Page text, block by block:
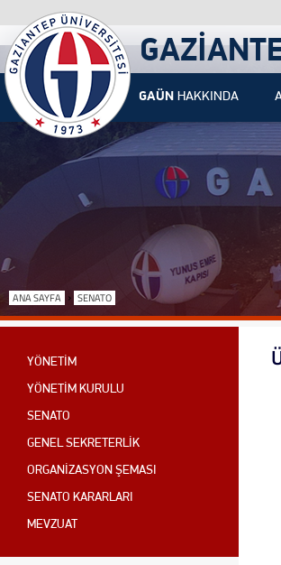
GAÜN HAKKINDA
ANA SAYFA › SENATO
YÖNETİM
YÖNETİM KURULU
SENATO
GENEL SEKRETERLİK
ORGANİZASYON ŞEMASI
SENATO KARARLARI
MEVZUAT